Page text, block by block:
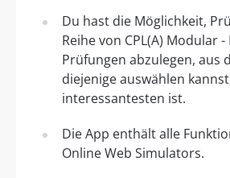
Du hast die Möglichkeit,
Reihe von CPL(A) Modular
Prüfungen abzulegen, aus
diejenige auswählen
interessantesten ist.
Die App enthält alle
Online Web Simulators.